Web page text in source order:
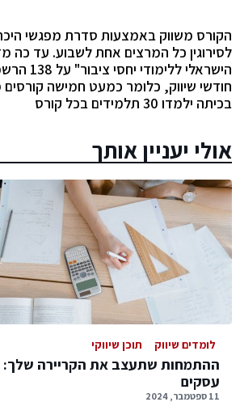
הקורס משווק באמצעות סדרת מפגשי
לסירוגין כל המרצים אחת לשבוע. עד כה
הישראלי
חודשי שיווק, כלומר כמעט חמישה
בכיתה ילמדו 30 תלמידים בכל קורס
אולי יעניין אותך
לומדים שיווק תוכן שיווקי
ההתמחות שתעצב את הקריירה שלך:
עסקים
11 ספטמבר, 2024